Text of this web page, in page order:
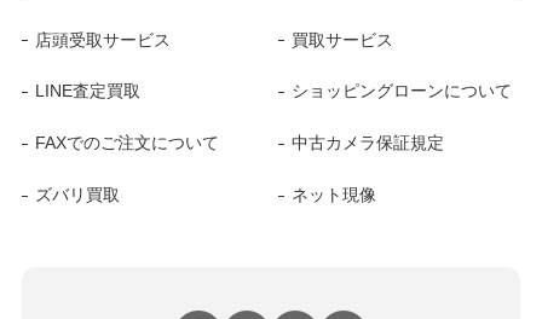
店頭受取サービス 買取サービス
LINE査定買取 ショッピングローンについて
FAXでのご注文について 中古カメラ保証規定
ズバリ買取 ネット現像